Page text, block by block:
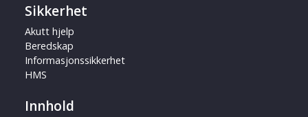
Sikkerhet
Akutt hjelp
Beredskap
Informasjonssikkerhet
HMS
Innhold